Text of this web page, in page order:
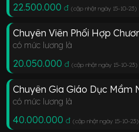
22.500.000 đ (cập nhật ngày 15-10-23)
Chuyên Viên Phối Hợp
có mức lương là
20.050.000 đ (cập nhật ngày 15-10-23)
Chuyên Gia Giáo Dục Mầm
có mức lương là
40.000.000 đ (cập nhật ngày 15-10-23)